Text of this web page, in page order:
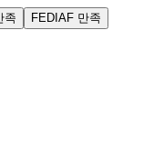
족
FEDIAF 만족